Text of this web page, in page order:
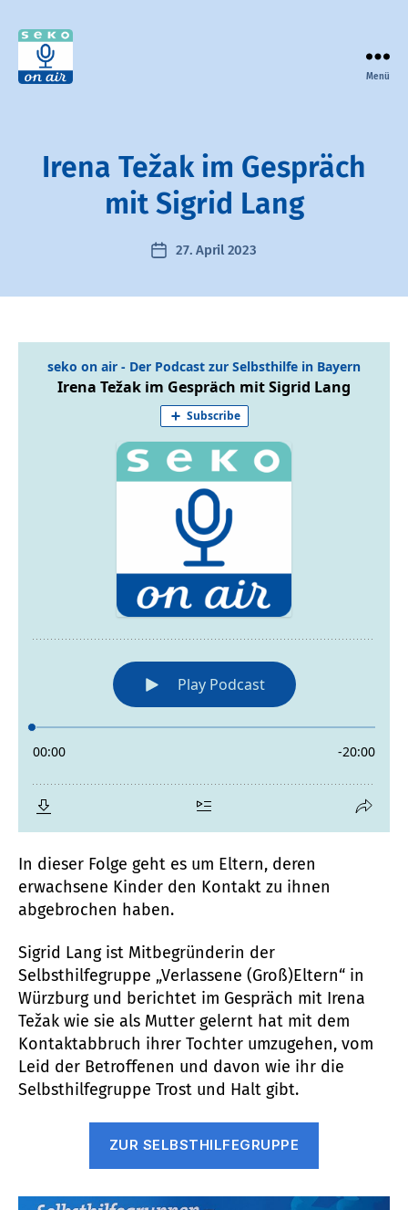
Menü
Irena Težak im Gespräch
mit Sigrid Lang
Veröffentlichungsdatum
27. April 2023
In dieser Folge geht es um Eltern, deren
erwachsene Kinder den Kontakt zu ihnen
abgebrochen haben.
Sigrid Lang ist Mitbegründerin der
Selbsthilfegruppe „Verlassene (Groß)Eltern“ in
Würzburg und berichtet im Gespräch mit Irena
Težak wie sie als Mutter gelernt hat mit dem
Kontaktabbruch ihrer Tochter umzugehen, vom
Leid der Betroffenen und davon wie ihr die
Selbsthilfegruppe Trost und Halt gibt.
ZUR SELBSTHILFEGRUPPE